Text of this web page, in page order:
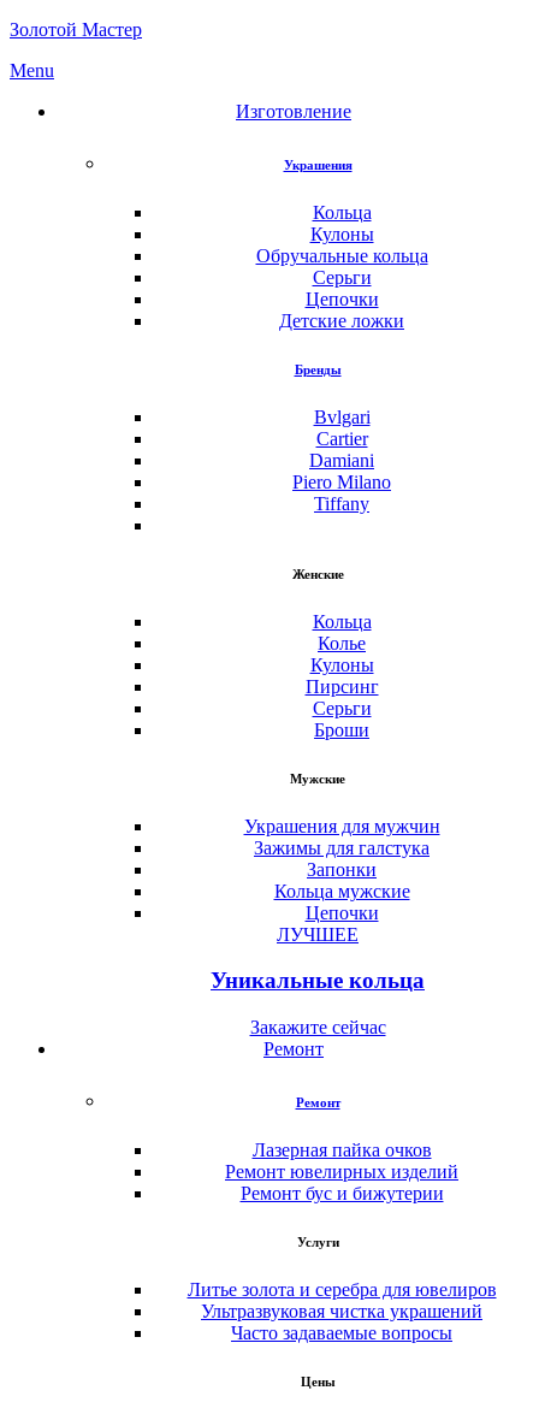
Золотой Мастер
Menu
Изготовление
Украшения
Кольца
Кулоны
Обручальные кольца
Серьги
Цепочки
Детские ложки
Бренды
Bvlgari
Cartier
Damiani
Piero Milano
Tiffany
Женские
Кольца
Колье
Кулоны
Пирсинг
Серьги
Броши
Мужские
Украшения для мужчин
Зажимы для галстука
Запонки
Кольца мужские
Цепочки
ЛУЧШЕЕ
Уникальные кольца
Закажите сейчас
Ремонт
Ремонт
Лазерная пайка очков
Ремонт ювелирных изделий
Ремонт бус и бижутерии
Услуги
Литье золота и серебра для ювелиров
Ультразвуковая чистка украшений
Часто задаваемые вопросы
Цены